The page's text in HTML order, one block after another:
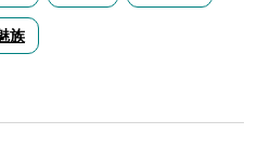
族